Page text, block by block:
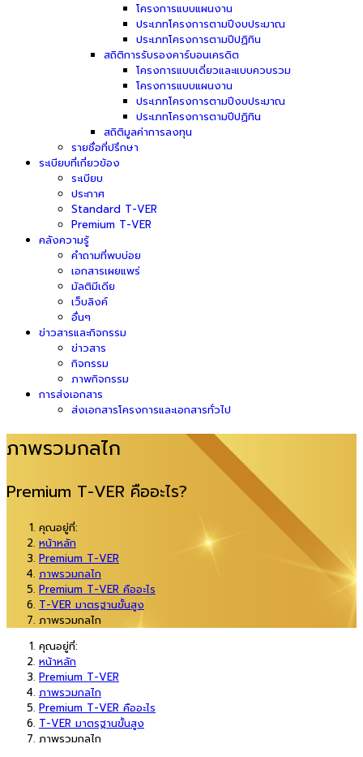
โครงการแบบแผนงาน
ประเภทโครงการตามปีงบประมาณ
ประเภทโครงการตามปีปฏิทิน
สถิติการรับรองคาร์บอนเครดิต
โครงการแบบเดี่ยวและแบบควบรวม
โครงการแบบแผนงาน
ประเภทโครงการตามปีงบประมาณ
ประเภทโครงการตามปีปฏิทิน
สถิติมูลค่าการลงทุน
รายชื่อที่ปรึกษา
ระเบียบที่เกี่ยวข้อง
ระเบียบ
ประกาศ
Standard T-VER
Premium T-VER
คลังความรู้
คำถามที่พบบ่อย
เอกสารเผยแพร่
มัลติมีเดีย
เว็บลิงค์
อื่นๆ
ข่าวสารและกิจกรรม
ข่าวสาร
กิจกรรม
ภาพกิจกรรม
การส่งเอกสาร
ส่งเอกสารโครงการและเอกสารทั่วไป
ภาพรวมกลไก
Premium T-VER คืออะไร?
คุณอยู่ที่:
หน้าหลัก
Premium T-VER
ภาพรวมกลไก
Premium T-VER คืออะไร
T-VER มาตรฐานขั้นสูง
ภาพรวมกลไก
คุณอยู่ที่:
หน้าหลัก
Premium T-VER
ภาพรวมกลไก
Premium T-VER คืออะไร
T-VER มาตรฐานขั้นสูง
ภาพรวมกลไก